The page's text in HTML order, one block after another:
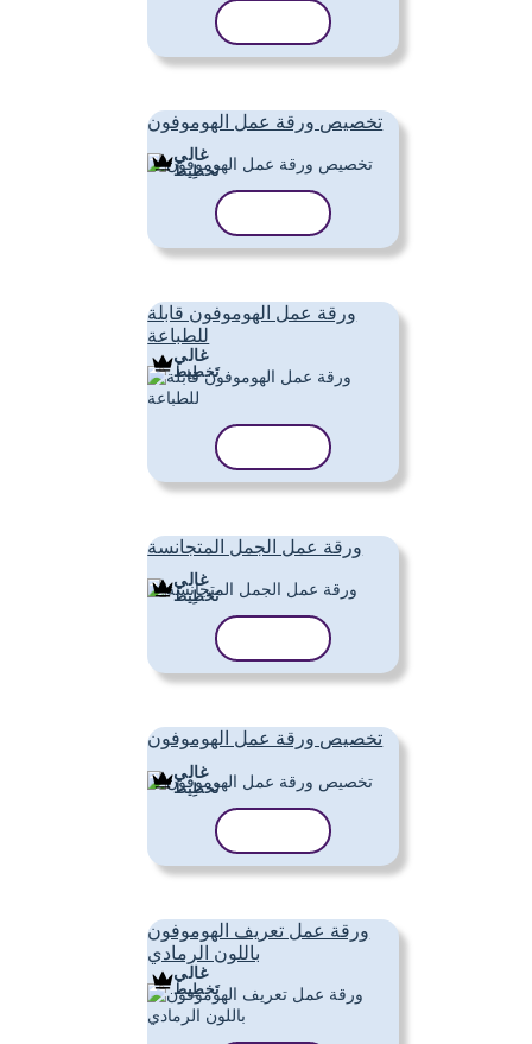
تخصيص ورقة عمل الهوموفون
غالي
تَخطِيط
ورقة عمل الهوموفون قابلة
للطباعة
غالي
تَخطِيط
ورقة عمل الجمل المتجانسة
غالي
تَخطِيط
تخصيص ورقة عمل الهوموفون
غالي
تَخطِيط
ورقة عمل تعريف الهوموفون
باللون الرمادي
غالي
تَخطِيط